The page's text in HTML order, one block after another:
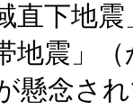
直下地
地震」
懸念さ